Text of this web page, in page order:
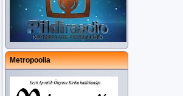
Metropoolia